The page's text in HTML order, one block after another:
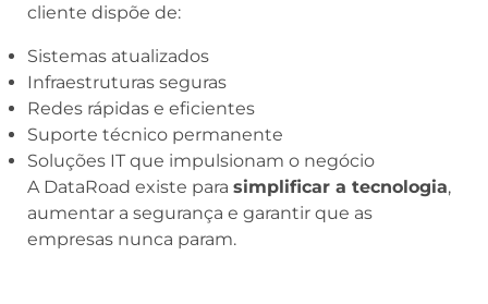
cliente dispõe de:
Sistemas atualizados
Infraestruturas seguras
Redes rápidas e eficientes
Suporte técnico permanente
Soluções IT que impulsionam o negócio
A DataRoad existe para simplificar a tecnologia,
aumentar a segurança e garantir que as
empresas nunca param.